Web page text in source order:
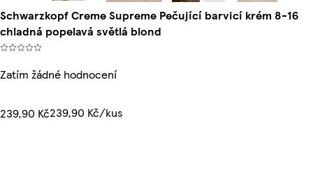
Schwarzkopf Creme Supreme Pečující barvicí krém 8-16
chladná popelavá světlá blond
Zatím žádné hodnocení
239,90 Kč239,90 Kč/kus